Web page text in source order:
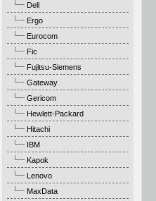
Dell
Ergo
Eurocom
Fic
Fujitsu-Siemens
Gateway
Gericom
Hewlett-Packard
Hitachi
IBM
Kapok
Lenovo
MaxData